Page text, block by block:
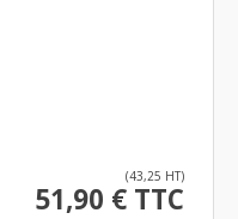
(43,25 HT)
51,90 € TTC